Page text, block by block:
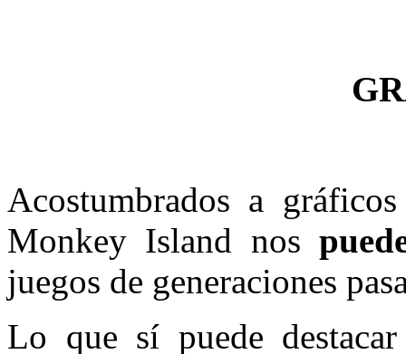
Acostumbrados a
Monkey Island nos
juegos de generaciones
Lo que sí puede